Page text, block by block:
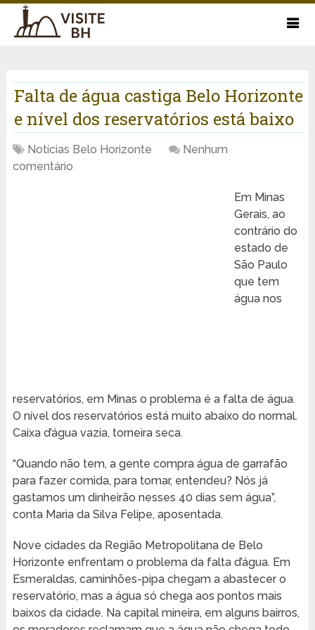
Falta de água castiga Belo Horizonte
e nível dos reservatórios está baixo
Notícias Belo Horizonte
Nenhum
comentário
Em Minas
Gerais, ao
contrário do
estado de
São Paulo
que tem
água nos
reservatórios, em Minas o problema é a falta de água.
O nível dos reservatórios está muito abaixo do normal.
Caixa d’água vazia, torneira seca.
“Quando não tem, a gente compra água de garrafão
para fazer comida, para tomar, entendeu? Nós já
gastamos um dinheirão nesses 40 dias sem água”,
conta Maria da Silva Felipe, aposentada.
Nove cidades da Região Metropolitana de Belo
Horizonte enfrentam o problema da falta d’água. Em
Esmeraldas, caminhões-pipa chegam a abastecer o
reservatório, mas a água só chega aos pontos mais
baixos da cidade. Na capital mineira, em alguns bairros,